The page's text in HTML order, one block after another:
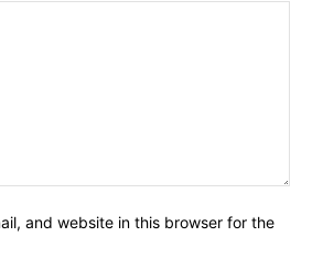
and website in this browser for the